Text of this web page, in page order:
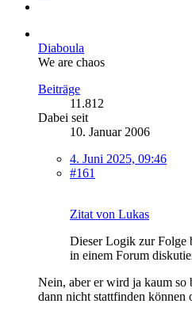
Diaboula
We are chaos
Beiträge
11.812
Dabei seit
10. Januar 2006
4. Juni 2025, 09:46
#161
Zitat von Lukas
Dieser Logik zur Folge
in einem Forum
Nein, aber er wird ja kaum so
dann nicht stattfinden können